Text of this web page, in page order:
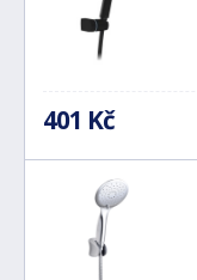
401 Kč